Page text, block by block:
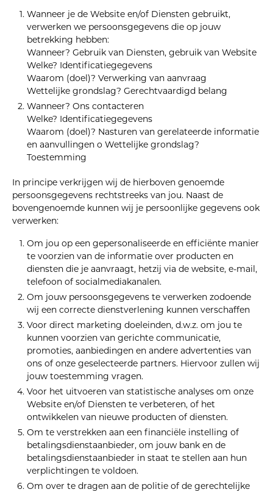
Wanneer je de Website en/of Diensten gebruikt,
verwerken we persoonsgegevens die op jouw
betrekking hebben:
Wanneer? Gebruik van Diensten, gebruik van Website
Welke? Identificatiegegevens
Waarom (doel)? Verwerking van aanvraag
Wettelijke grondslag? Gerechtvaardigd belang
Wanneer? Ons contacteren
Welke? Identificatiegegevens
Waarom (doel)? Nasturen van gerelateerde informatie
en aanvullingen o Wettelijke grondslag?
Toestemming
In principe verkrijgen wij de hierboven genoemde
persoonsgegevens rechtstreeks van jou. Naast de
bovengenoemde kunnen wij je persoonlijke gegevens ook
verwerken:
Om jou op een gepersonaliseerde en efficiënte manier
te voorzien van de informatie over producten en
diensten die je aanvraagt, hetzij via de website, e-mail,
telefoon of socialmediakanalen.
Om jouw persoonsgegevens te verwerken zodoende
wij een correcte dienstverlening kunnen verschaffen
Voor direct marketing doeleinden, d.w.z. om jou te
kunnen voorzien van gerichte communicatie,
promoties, aanbiedingen en andere advertenties van
ons of onze geselecteerde partners. Hiervoor zullen wij
jouw toestemming vragen.
Voor het uitvoeren van statistische analyses om onze
Website en/of Diensten te verbeteren, of het
ontwikkelen van nieuwe producten of diensten.
Om te verstrekken aan een financiële instelling of
betalingsdienstaanbieder, om jouw bank en de
betalingsdienstaanbieder in staat te stellen aan hun
verplichtingen te voldoen.
Om over te dragen aan de politie of de gerechtelijke